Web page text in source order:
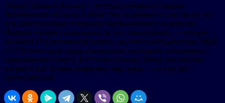
Абрам Львович Каплан – легенда пожарной охраны
Челябинской области. Сейчас ему за девяносто, но он до сих
пор действующий сотрудник чрезвычайного ведомства.
Помимо профессиональных заслуг южноуралец — ветеран
Великой Отечественной войны, заслуженный работник МВД
СССР, почетный судья всесоюзной категории по пожарно-
прикладному спорту. В его послужном списке множество
наград и вот теперь появилась еще одна — на сей раз
президентская.